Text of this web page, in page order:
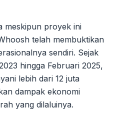
meskipun proyek ini
telah membuktikan
sendiri. Sejak
hingga Februari 2025,
lebih dari 12 juta
dampak ekonomi
yang dilaluinya.